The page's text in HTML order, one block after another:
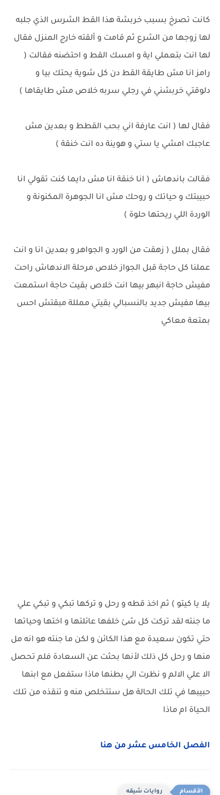
كانت تصرخ بسبب خربشة هذا القط الشرس الذي جلبه
لها زوجها من الشرع ثم قامت و ألقته خارج المنزل فقال
لها انت بتعملي اية و امسك القط و احتضنه فقالت (
رامز انا مش طايقة القط دن كل شوية يحتك بيا و
دلوقتي خربشني في رجلي سربه خلاص مش طايقاها )
فقال لها ( انت عارفة اني بحب القطط و بعدين مش
عاجبك امشي يا ستي و هوينة ده انت خنقة )
فقالت باندهاش ( انا خنقة انا مش دايما كنت تقولي انا
حبيبتك و حياتك و روحك مش انا الجوهرة المكنونة و
الوردة اللي ريحتها حلوة )
فقال بملل ( زهقت من الورد و الجواهر و بعدين انا و انت
عملنا كل حاجة قبل الجواز خلاص مرحلة الاندهاش راحت
مفيش حاجة انبهر بيها انت خلاص بقيت حاجة استمعت
بيها مفيش جديد بالنسبالي بقيتي ممللة مبقتش احس
بمتعة معاكي
يلا يا كيتو ) ثم اخذ قطه و رحل و تركها تبكي و تبكي علي
ما جنته لقد تركت كل شئ خلفها عائلتها و اختها وحياتها
حتي تكون سعيدة مع هذا الكائن و لكن ما جنته هو انه مل
منها و رحل كل ذلك لأنها بحثت عن السعادة فلم تحصل
الا علي الالم و نظرت الي بطنها ماذا ستفعل مع ابنها
حبيبها في تلك الحالة هل ستتخلص منه و تنقذه من تلك
الحياة ام ماذا
الفصل الخامس عشر من هنا
روايات شيقه